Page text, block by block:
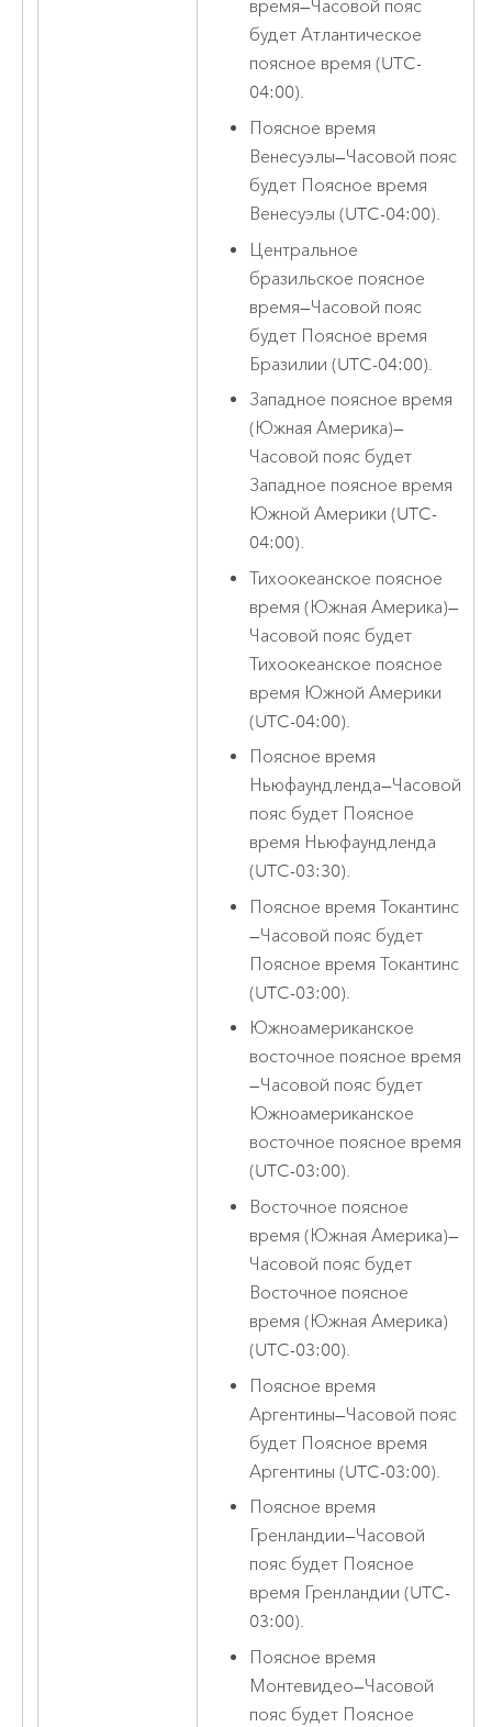
время—Часовой пояс
будет Атлантическое
поясное время (UTC-
04:00).
Поясное время
Венесуэлы—Часовой пояс
будет Поясное время
Венесуэлы (UTC-04:00).
Центральное
бразильское поясное
время—Часовой пояс
будет Поясное время
Бразилии (UTC-04:00).
Западное поясное время
(Южная Америка)—
Часовой пояс будет
Западное поясное время
Южной Америки (UTC-
04:00).
Тихоокеанское поясное
время (Южная Америка)—
Часовой пояс будет
Тихоокеанское поясное
время Южной Америки
(UTC-04:00).
Поясное время
Ньюфаундленда—Часовой
пояс будет Поясное
время Ньюфаундленда
(UTC-03:30).
Поясное время Токантинс
—Часовой пояс будет
Поясное время Токантинс
(UTC-03:00).
Южноамериканское
восточное поясное время
—Часовой пояс будет
Южноамериканское
восточное поясное время
(UTC-03:00).
Восточное поясное
время (Южная Америка)—
Часовой пояс будет
Восточное поясное
время (Южная Америка)
(UTC-03:00).
Поясное время
Аргентины—Часовой пояс
будет Поясное время
Аргентины (UTC-03:00).
Поясное время
Гренландии—Часовой
пояс будет Поясное
время Гренландии (UTC-
03:00).
Поясное время
Монтевидео—Часовой
пояс будет Поясное